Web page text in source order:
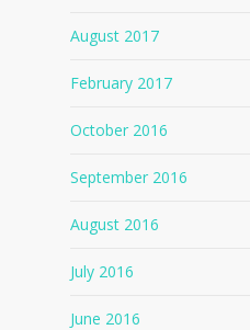
August 2017
February 2017
October 2016
September 2016
August 2016
July 2016
June 2016